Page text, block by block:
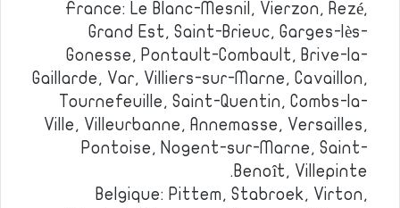
France: Le Blanc-Mesnil, Vierzon, Rezé,
Grand Est, Saint-Brieuc, Garges-lès-
Gonesse, Pontault-Combault, Brive-la-
Gaillarde, Var, Villiers-sur-Marne, Cavaillon,
Tournefeuille, Saint-Quentin, Combs-la-
Ville, Villeurbanne, Annemasse, Versailles,
Pontoise, Nogent-sur-Marne, Saint-
Benoît, Villepinte.
Belgique: Pittem, Stabroek, Virton,